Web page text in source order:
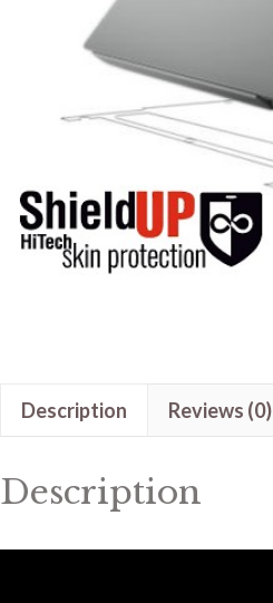
Description Reviews (0)
Description